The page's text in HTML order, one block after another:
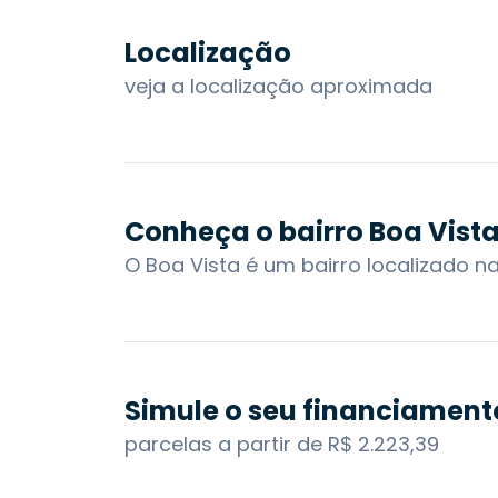
Localização
veja a localização aproximada
Conheça o bairro Boa Vista
Simule o seu
parcelas a partir de R$ 2.223,39